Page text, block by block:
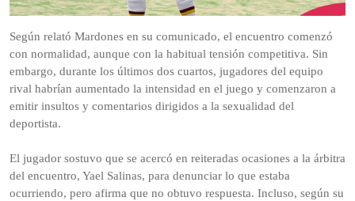
Según relató Mardones en su comunicado, el encuentro comenzó
con normalidad, aunque con la habitual tensión competitiva. Sin
embargo, durante los últimos dos cuartos, jugadores del equipo
rival habrían aumentado la intensidad en el juego y comenzaron a
emitir insultos y comentarios dirigidos a la sexualidad del
deportista.
El jugador sostuvo que se acercó en reiteradas ocasiones a la árbitra
del encuentro, Yael Salinas, para denunciar lo que estaba
ocurriendo, pero afirma que no obtuvo respuesta. Incluso, según su